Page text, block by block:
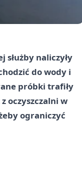
służby naliczyły
do wody i
próbki trafiły
oczyszczalni w
ograniczyć